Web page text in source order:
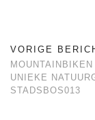
VORIGE
UNIEKE
STADSBOS013